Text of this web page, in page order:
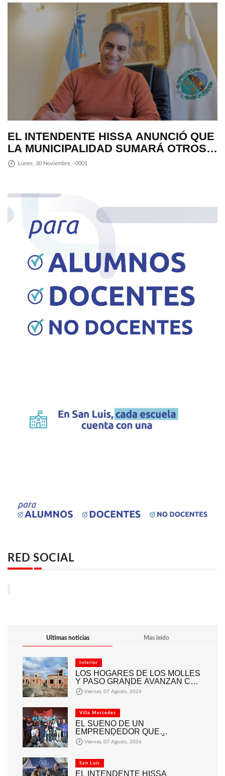
EL INTENDENTE HISSA ANUNCIÓ QUE
LA MUNICIPALIDAD SUMARÁ OTROS
12 COLECTIVOS 0KM PARA
Lunes, 30 Noviembre, -0001
RED SOCIAL
Ultimas noticias Mas leído
Interior
LOS HOGARES DE LOS MOLLES
Y PASO GRANDE AVANZAN CON
MAMPOSTERÍA E
INSTALACIONES
Viernes, 07 Agosto, 2026
Villa Mercedes
EL SUEÑO DE UN
EMPRENDEDOR QUE
COMENZÓ HACE 30 AÑOS:
SUPER EUROPA INAUGURÓ SU
MERCEDES
Viernes, 07 Agosto, 2026
San Luis
EL INTENDENTE HISSA